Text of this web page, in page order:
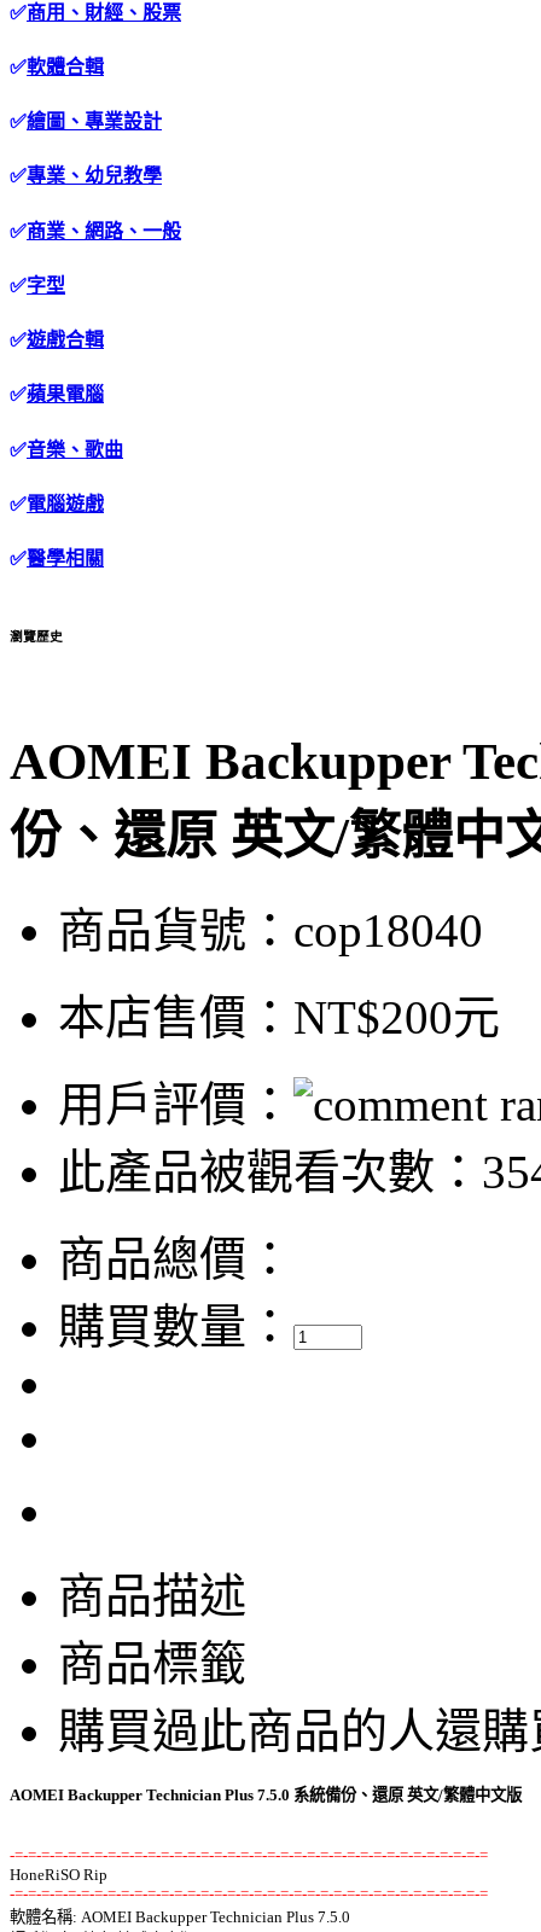
✅商用、財經、股票
✅軟體合輯
✅繪圖、專業設計
✅專業、幼兒教學
✅商業、網路、一般
✅字型
✅遊戲合輯
✅蘋果電腦
✅音樂、歌曲
✅電腦遊戲
✅醫學相關
瀏覽歷史
AOMEI Backupper
份、還原 英文/繁體中
商品貨號：cop18040
本店售價： NT$200元
用戶評價：
此產品被觀看次數：
商品總價：
購買數量：
商品描述
商品標籤
購買過此商品的人還
AOMEI Backupper Technician Plus 7.5.0 系統備份、還原 英文/繁體中文版
-=-=-=-=-=-=-=-=-=-=-=-=-=-=-=-=-=-=-=-=-=-=-=-=-=-=-=-=-=-=-=-=-=-=-=-=
-=-=-=-=-=-=-=-=-=-=-=-=-=-=-=-=-=-=-=-=-=-=-=-=-=-=-=-=-=-=-=-=-=-=-=-=
軟體名稱: AOMEI Backupper Technician Plus 7.5.0